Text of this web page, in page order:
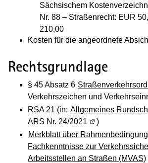
Sächsischem
Nr. 88 – Straßenrecht: EUR
210,00
Kosten für die angeordnete
Rechtsgrundlage
§ 45 Absatz 6
Verkehrszeichen und
RSA 21 (in: Allgemeines
ARS Nr. 24/2021 (Wird in einem
)
Merkblatt über
Fachkenntnisse zur
Arbeitsstellen an Straßen (MVAS)